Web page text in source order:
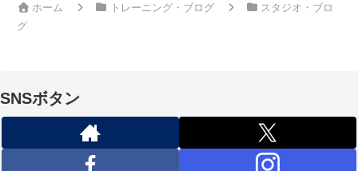
ホーム トレーニング・ブログ
スタジオ・ブロ
グ
SNSボタン